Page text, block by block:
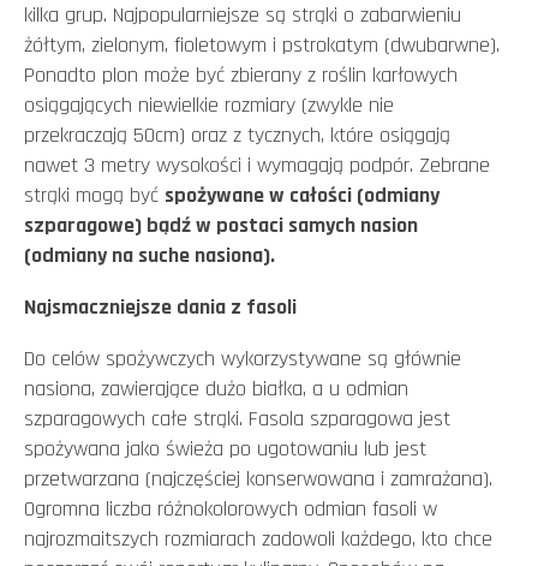
kilka grup. Najpopularniejsze są strąki o zabarwieniu
żółtym, zielonym, fioletowym i pstrokatym (dwubarwne).
Ponadto plon może być zbierany z roślin karłowych
osiągających niewielkie rozmiary (zwykle nie
przekraczają 50cm) oraz z tycznych, które osiągają
nawet 3 metry wysokości i wymagają podpór. Zebrane
strąki mogą być spożywane w całości (odmiany
szparagowe) bądźw postaci samych nasion
(odmiany na suche nasiona).
Najsmaczniejsze dania z fasoli
Do celów spożywczych wykorzystywane są głównie
nasiona, zawierające dużo białka, a u odmian
szparagowych całe strąki. Fasola szparagowa jest
spożywana jako świeża po ugotowaniu lub jest
przetwarzana (najczęściej konserwowana i zamrażana).
Ogromna liczba różnokolorowych odmian fasoli w
najrozmaitszych rozmiarach zadowoli każdego, kto chce